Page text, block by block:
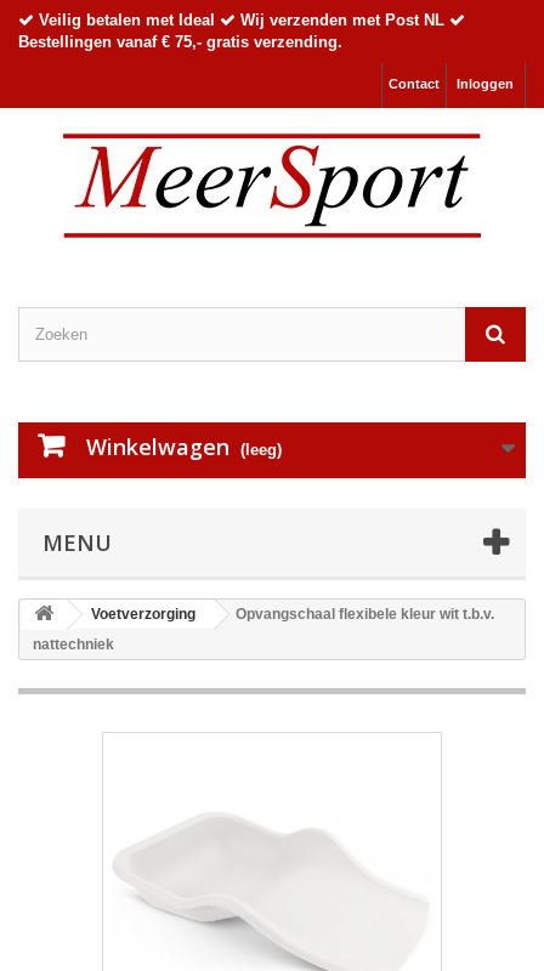
Veilig betalen met Ideal
Wij verzenden met Post NL
Bestellingen vanaf € 75,- gratis verzending.
Inloggen
Contact
Winkelwagen (leeg)
MENU
Voetverzorging
Opvangschaal flexibele kleur wit t.b.v.
nattechniek